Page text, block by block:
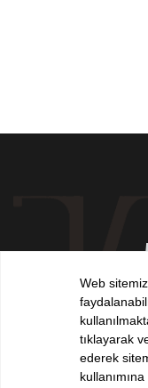
+90 532
FOLLOW US !
Web
tıklayarak
ederek